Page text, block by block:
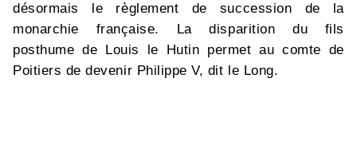
désormais le règlement de succession de la
monarchie française. La disparition du fils
posthume de Louis le Hutin permet au comte de
Poitiers de devenir Philippe V, dit le Long.